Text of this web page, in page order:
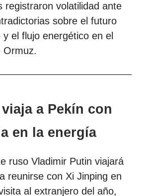
registraron volatilidad ante
sobre el futuro
el flujo energético en el
Ormuz.
a Pekín con
en la energía
ruso Vladimir Putin viajará
reunirse con Xi Jinping en
al extranjero del año,